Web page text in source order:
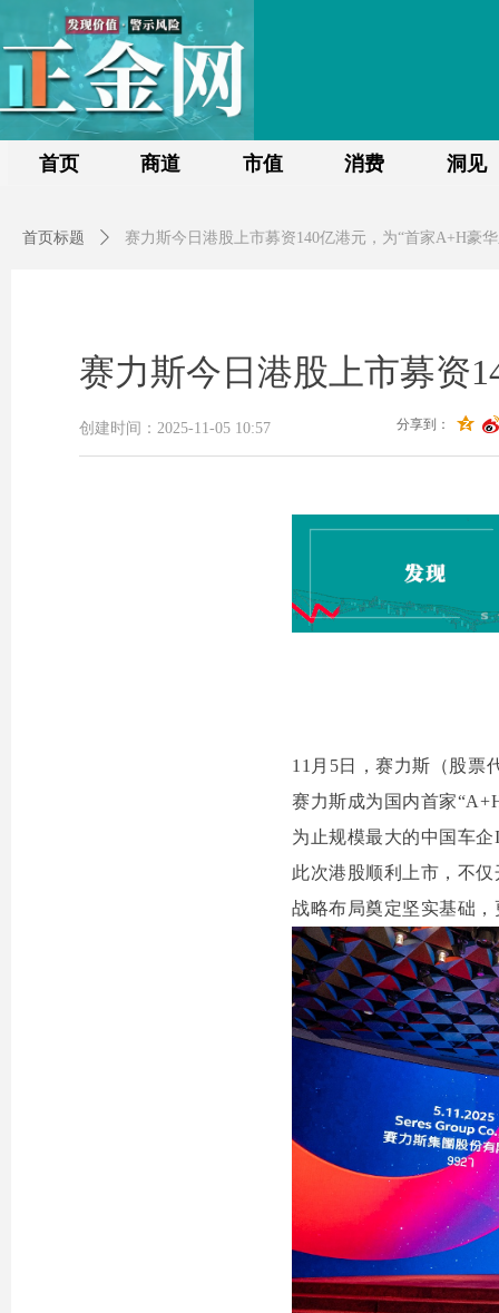
首页 商道 市值 消费 洞见
赛力斯今日港股上市募资
11月5日，赛力斯（股票
赛力斯成为国内首家
为止规模最大的中国车
此次港股顺利上市，不
战略布局奠定坚实基础
创建时间： 2025-11-05 10:57 分享到：
首页标题 ꄲ 赛力斯今日港股上市募资140亿港元，为“首家A+H豪